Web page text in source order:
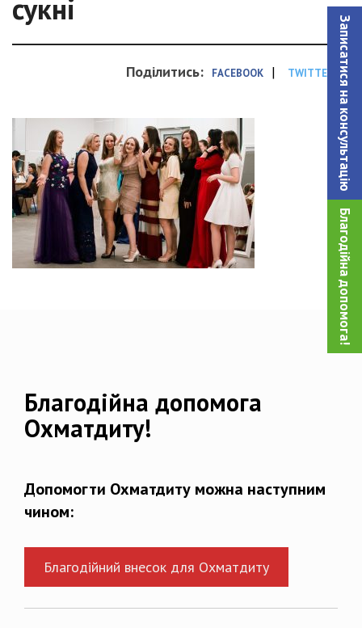
Записатися на консультацiю
Благодійна допомога!
сукні
Поділитись: FACEBOOK | TWITTER
Благодійна допомога
Охматдиту!
Допомогти Охматдиту можна наступним
чином:
Благодійний внесок для Охматдиту